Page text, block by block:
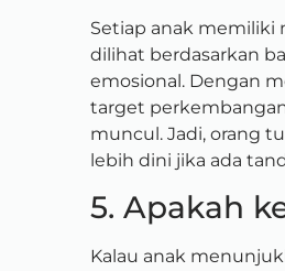
Setiap anak memiliki
dilihat berdasarkan
emosional. Dengan
target
muncul. Jadi, orang
lebih dini jika ada
5. Apakah
Kalau anak